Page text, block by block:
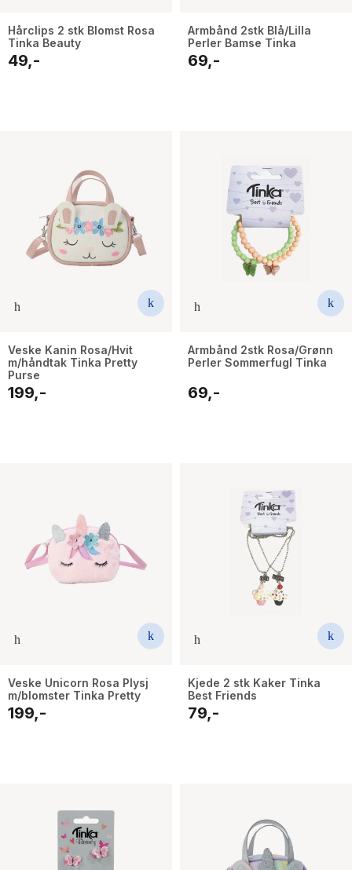
Hårclips 2 stk Blomst Rosa
Tinka Beauty
49,-
Armbånd 2stk Blå/Lilla
Perler Bamse Tinka
69,-
Veske Kanin Rosa/Hvit
m/håndtak Tinka Pretty
Purse
199,-
Armbånd 2stk Rosa/Grønn
Perler Sommerfugl Tinka
69,-
Veske Unicorn Rosa Plysj
m/blomster Tinka Pretty
199,-
Kjede 2 stk Kaker Tinka
Best Friends
79,-